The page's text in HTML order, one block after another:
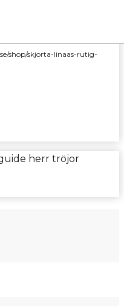
shop/skjorta-linaas-rutig-